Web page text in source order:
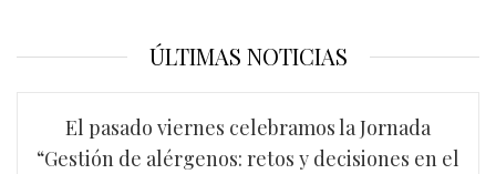
ÚLTIMAS NOTICIAS
El pasado viernes celebramos la Jornada
“Gestión de alérgenos: retos y decisiones en el